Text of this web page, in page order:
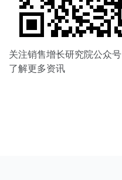
关注销售增长研究院公众号
了解更多资讯